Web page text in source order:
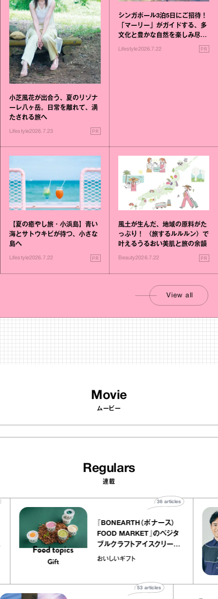
小芝風花が出合う、夏のリゾナ
ーレ八ヶ岳。日常を離れて、満
たされる旅へ
Lifestyle2026.7.23 PR
シンガポール3泊5日にご招待！
「マーリー」がガイドする、多
文化と豊かな自然を楽しみ尽く
Lifestyle2026.7.22 PR
【夏の癒やし旅・小浜島】青い
海とサトウキビが待つ、小さな
島へ
Lifestyle2026.7.22 PR
風土が生んだ、地域の原料がた
っぷり！ 〈旅するルルルン〉で
叶えるうるおい美肌と旅の余韻
Beauty2026.7.22 PR
View all
Movie
ムービー
Regulars
連載
ャ
『BONEARTH（ボナース）
FOOD MARKET』のベジタ
ブルクラフトアイスクリーム
｜真野知子の「おいしいギフ
おいしいギフト
36articles
articles